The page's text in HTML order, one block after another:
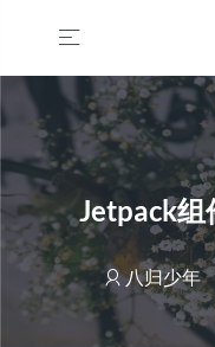
Jetpack
八归少年